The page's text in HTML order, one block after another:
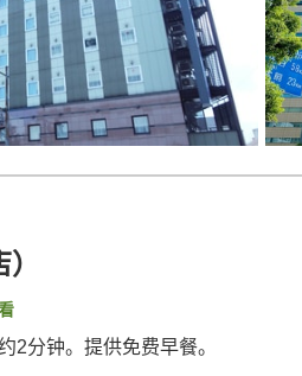
2分钟。提供免费早餐。